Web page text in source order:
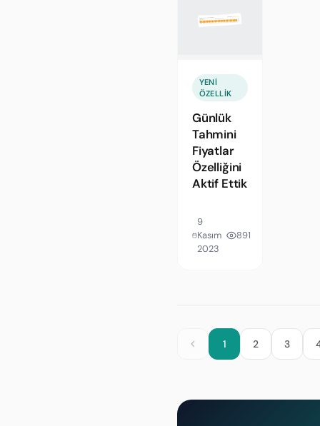
YENI
ÖZELLIK
Günlük
Tahmini
Fiyatlar
Özelliğini
Aktif Ettik
9
Kasım
2023
891
1 2 3